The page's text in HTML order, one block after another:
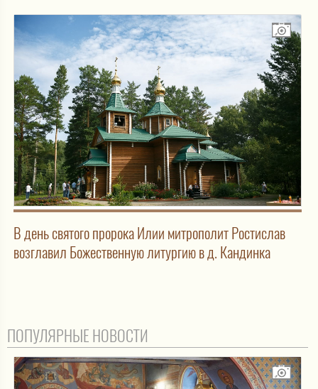
В день святого пророка Илии митрополит Ростислав
возглавил Божественную литургию в д. Кандинка
ПОПУЛЯРНЫЕ НОВОСТИ